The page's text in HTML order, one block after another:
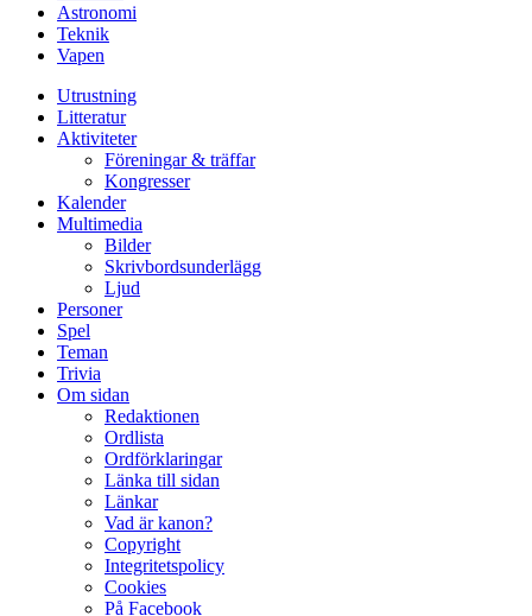
Astronomi
Teknik
Vapen
Utrustning
Litteratur
Aktiviteter
Föreningar & träffar
Kongresser
Kalender
Multimedia
Bilder
Skrivbordsunderlägg
Ljud
Personer
Spel
Teman
Trivia
Om sidan
Redaktionen
Ordlista
Ordförklaringar
Länka till sidan
Länkar
Vad är kanon?
Copyright
Integritetspolicy
Cookies
På Facebook